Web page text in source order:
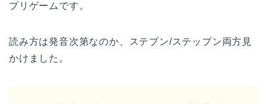
プリゲームです。
読み方は発音次第なのか、ステプン/ステップン両方見
かけました。